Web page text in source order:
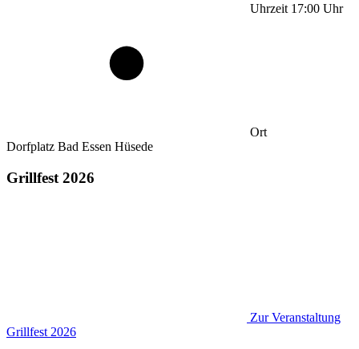
Uhrzeit 17:00 Uhr
Ort
Dorfplatz Bad Essen Hüsede
Grillfest 2026
Zur Veranstaltung
Grillfest 2026